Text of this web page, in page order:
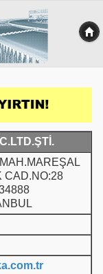
CAD.NO:28